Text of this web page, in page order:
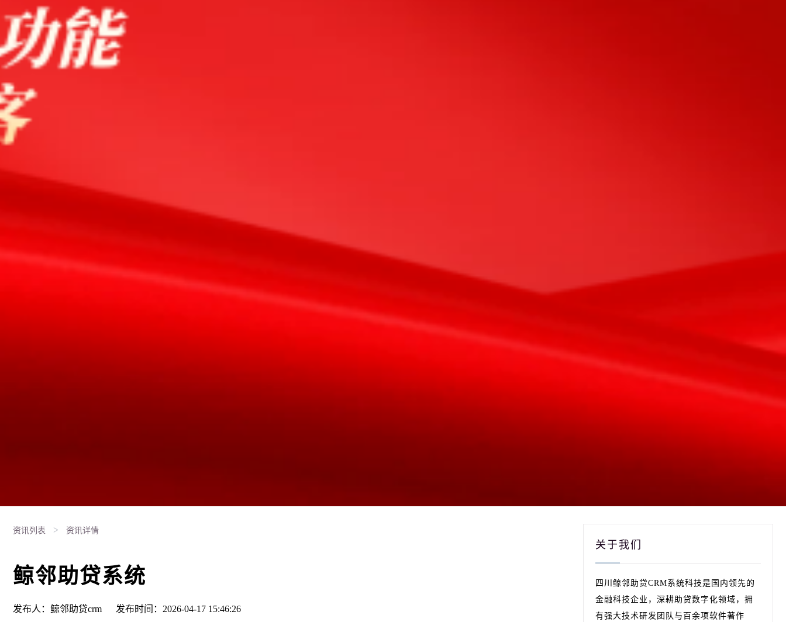
资讯列表 > 资讯详情
鲸邻助贷系统
发布人：鲸邻助贷crm 发布时间：2026-04-17 15:46:26
关于我们
四川鲸邻助贷CRM系统科技是国内领先的
金融科技企业，深耕助贷数字化领域，拥
有强大技术研发团队与百余项软件著作